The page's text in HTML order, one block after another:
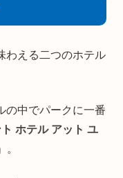
わえる二つのホテル
の中でパークに一番
ホテル アット ユ
」。